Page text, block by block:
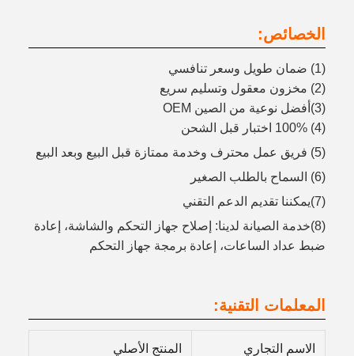
الخصائص:
(1) ضمان طويل وسعر تنافسي
(2) مخزون معقول وتسليم سريع
(3)أفضل نوعية من الصين OEM
(4) 100% اختبار قبل الشحن
(5) فريق عمل محترف وخدمة ممتازة قبل البيع وبعد البيع
(6) السماح بالطلب الصغير
(7)يمكننا تقديم الدعم التقني
(8)خدمة الصيانة لدينا: إصلاح جهاز التحكم والشاشة، إعادة
ضبط عداد الساعات، إعادة برمجة جهاز التحكم
المعلمات التقنية:
الاسم التجاري المنتج الأصلي